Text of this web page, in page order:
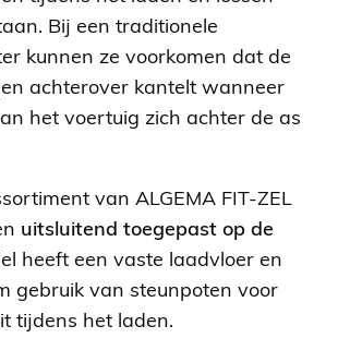
Bij een traditionele
kunnen ze voorkomen dat de
achterover kantelt wanneer
het voertuig zich achter de as
van ALGEMA FIT-ZEL
uitsluitend toegepast op de
heeft een vaste laadvloer en
gebruik van steunpoten voor
tijdens het laden.